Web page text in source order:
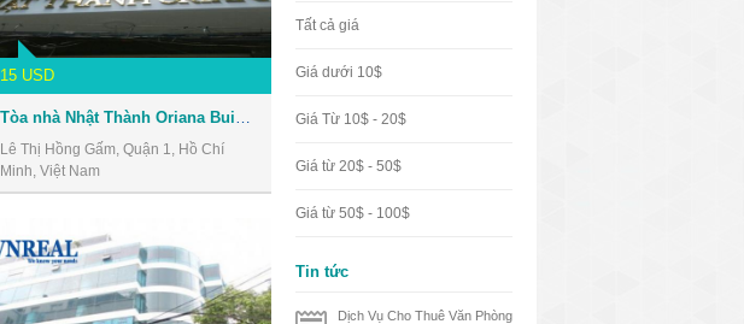
15 USD
Lê Thị Hồng Gấm, Quận 1, Hồ Chí
Minh, Việt Nam
Tất cả giá
Giá dưới 10$
Giá Từ 10$ - 20$
Giá từ 20$ - 50$
Giá từ 50$ - 100$
Tin tức
Dịch Vụ Cho Thuê Văn Phòng